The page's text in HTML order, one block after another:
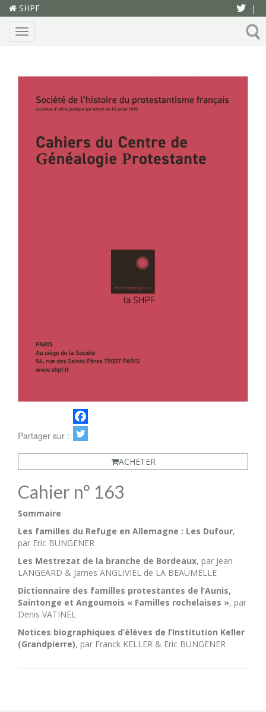
SHPF |
Menu
Partager sur :
ACHETER
Cahier n° 163
Sommaire
Les familles du Refuge en Allemagne : Les Dufour,
par Eric BUNGENER
Les Mestrezat de la branche de Bordeaux, par Jean
LANGEARD & James ANGLIVIEL de LA BEAUMELLE
Dictionnaire des familles protestantes de l’Aunis,
Saintonge et Angoumois « Familles rochelaises », par
Denis VATINEL
Notices biographiques d’élèves de l’Institution Keller
(Grandpierre), par Franck KELLER & Eric BUNGENER